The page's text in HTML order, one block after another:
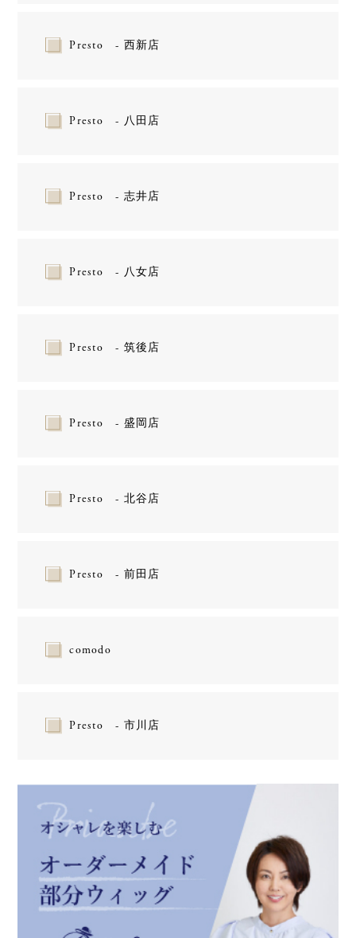
Presto - 西新店
Presto - 八田店
Presto - 志井店
Presto - 八女店
Presto - 筑後店
Presto - 盛岡店
Presto - 北谷店
Presto - 前田店
comodo
Presto - 市川店